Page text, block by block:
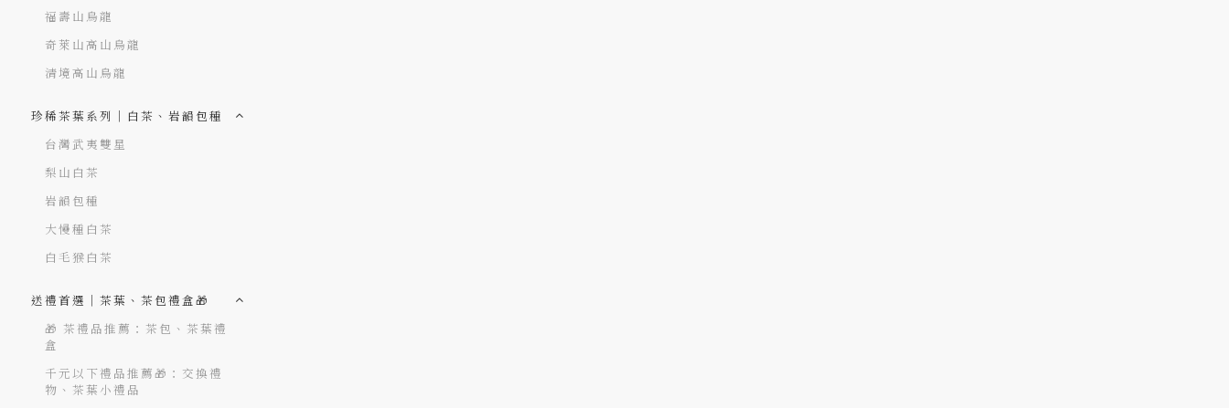
福壽山烏龍
奇萊山高山烏龍
清境高山烏龍
珍稀茶葉系列｜白茶、岩韻包種
台灣武夷雙星
梨山白茶
岩韻包種
大慢種白茶
白毛猴白茶
送禮首選｜茶葉、茶包禮盒🎁
🎁 茶禮品推薦：茶包、茶葉禮
盒
千元以下禮品推薦🎁：交換禮
物、茶葉小禮品